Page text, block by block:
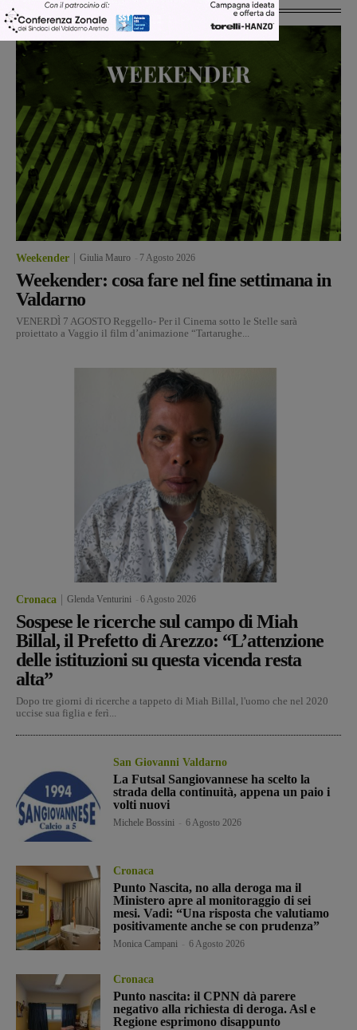
Weekender Giulia Mauro 7 Agosto 2026
Weekender: cosa fare nel fine settimana in
Valdarno
VENERDÌ 7 AGOSTO Reggello- Per il Cinema sotto le Stelle sarà
proiettato a Vaggio il film d’animazione “Tartarughe...
Cronaca Glenda Venturini 6 Agosto 2026
Sospese le ricerche sul campo di Miah
Billal, il Prefetto di Arezzo: “L’attenzione
delle istituzioni su questa vicenda resta
alta”
Dopo tre giorni di ricerche a tappeto di Miah Billal, l'uomo che nel 2020
uccise sua figlia e ferì...
San Giovanni Valdarno
La Futsal Sangiovannese ha scelto la
strada della continuità, appena un paio i
volti nuovi
Michele Bossini 6 Agosto 2026
Cronaca
Punto Nascita, no alla deroga ma il
Ministero apre al monitoraggio di sei
mesi. Vadi: “Una risposta che valutiamo
positivamente anche se con prudenza”
Monica Campani 6 Agosto 2026
Cronaca
Punto nascita: il CPNN dà parere
negativo alla richiesta di deroga. Asl e
Regione esprimono disappunto